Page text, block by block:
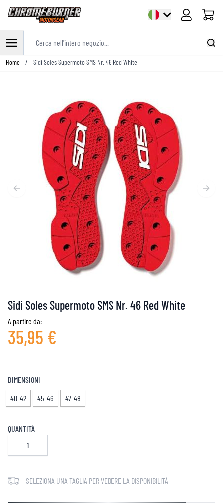
Cart
Salta al contenuto
Home / Sidi Soles Supermoto SMS Nr. 46 Red White
Sidi Soles Supermoto SMS Nr. 46 Red White
A partire da:
35,95 €
DIMENSIONI
40-42
45-46 47-48
QUANTITÀ
SELEZIONA UNA TAGLIA PER VEDERE LA DISPONIBILITÀ